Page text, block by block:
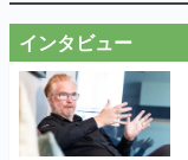
インタビュー